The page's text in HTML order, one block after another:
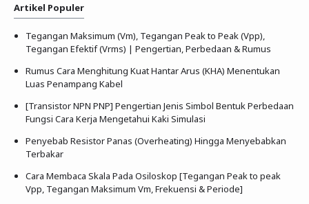
Artikel Populer
Tegangan Maksimum (Vm), Tegangan Peak to Peak (Vpp),
Tegangan Efektif (Vrms) | Pengertian, Perbedaan & Rumus
Rumus Cara Menghitung Kuat Hantar Arus (KHA) Menentukan
Luas Penampang Kabel
[Transistor NPN PNP] Pengertian Jenis Simbol Bentuk Perbedaan
Fungsi Cara Kerja Mengetahui Kaki Simulasi
Penyebab Resistor Panas (Overheating) Hingga Menyebabkan
Terbakar
Cara Membaca Skala Pada Osiloskop [Tegangan Peak to peak
Vpp, Tegangan Maksimum Vm, Frekuensi & Periode]